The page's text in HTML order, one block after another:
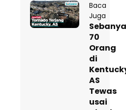
Baca
Juga
70
Orang
di
AS
Tewas
usai